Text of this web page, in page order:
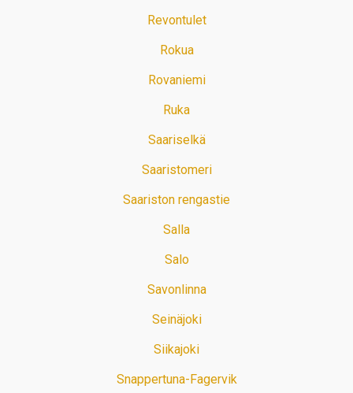
Revontulet
Rokua
Rovaniemi
Ruka
Saariselkä
Saaristomeri
Saariston rengastie
Salla
Salo
Savonlinna
Seinäjoki
Siikajoki
Snappertuna-Fagervik